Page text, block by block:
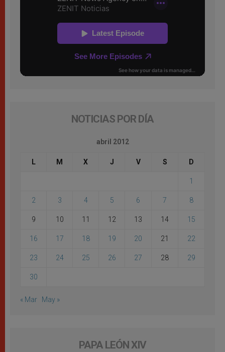
NOTICIAS POR DÍA
abril 2012
L M X J V S D
1
2 3 4 5 6 7 8
9 10 11 12 13 14 15
16 17 18 19 20 21 22
23 24 25 26 27 28 29
30
« Mar May »
PAPA LEÓN XIV